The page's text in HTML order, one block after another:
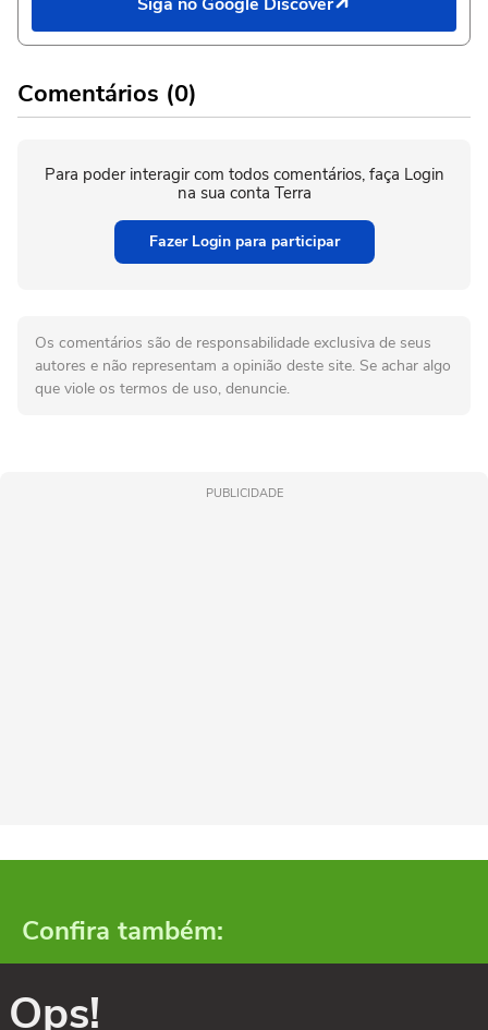
Comentários (0)
Para poder interagir com todos comentários, faça Login
na sua conta Terra
Fazer Login para participar
Os comentários são de responsabilidade exclusiva de seus
autores e não representam a opinião deste site. Se achar algo
que viole os termos de uso, denuncie.
PUBLICIDADE
Confira também:
Ops!